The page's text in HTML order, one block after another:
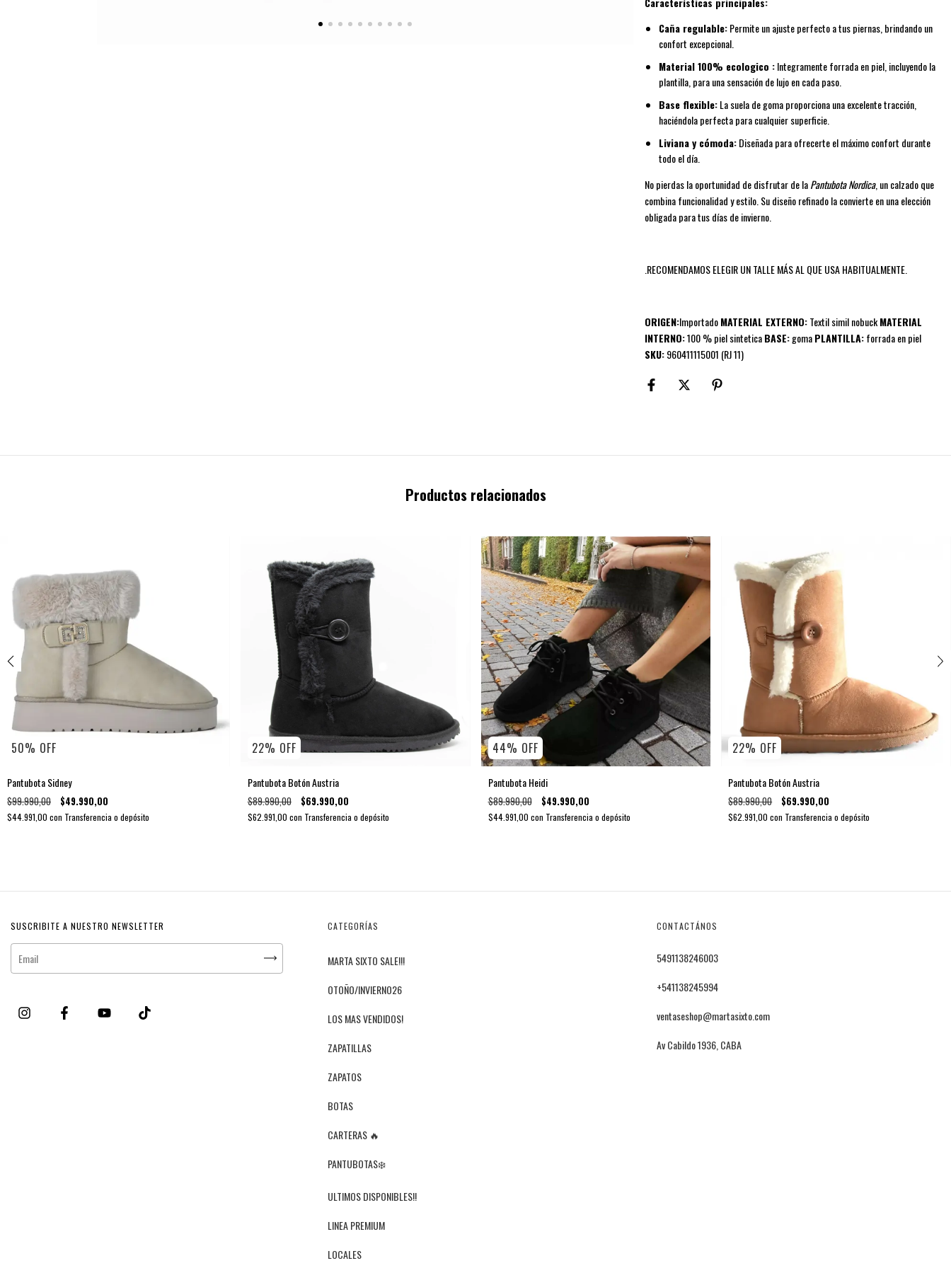
Caña regulable:Permite un ajuste perfecto a tus piernas, brindando un
confort excepcional.
Material 100% ecologico :Integramente forrada en piel, incluyendo la
plantilla, para una sensación de lujo en cada paso.
Base flexible:La suela de goma proporciona una excelente tracción,
haciéndola perfecta para cualquier superficie.
Liviana y cómoda:Diseñada para ofrecerte el máximo confort durante
todo el día.
No pierdas la oportunidad de disfrutar de laPantubota Nordica, un calzado que
combina funcionalidad y estilo. Su diseño refinado la convierte en una elección
obligada para tus días de invierno.
.RECOMENDAMOS ELEGIR UN TALLE MÁS AL QUE USA HABITUALMENTE.
ORIGEN:ImportadoMATERIAL EXTERNO:Textil simil nobuckMATERIAL
INTERNO:100 % piel sinteticaBASE:gomaPLANTILLA:forrada en piel
SKU:960411115001 (RJ 11)
Productos relacionados
50% OFF
Pantubota Sidney
$99.990,00 $49.990,00
$44.991,00 con Transferencia o depósito
22% OFF
Pantubota Botón Austria
$89.990,00 $69.990,00
$62.991,00 con Transferencia o depósito
44% OFF
Pantubota Heidi
$89.990,00 $49.990,00
$44.991,00 con Transferencia o depósito
22% OFF
Pantubota Botón Austria
$89.990,00 $69.990,00
$62.991,00con Transferencia o depósito
SUSCRIBITE A NUESTRO NEWSLETTER CATEGORÍAS
MARTA SIXTO SALE!!!
OTOÑO/INVIERNO26
LOS MAS VENDIDOS!
ZAPATILLAS
ZAPATOS
BOTAS
CARTERAS 🔥
PANTUBOTAS❄️
ULTIMOS DISPONIBLES!!
LINEA PREMIUM
LOCALES
CONTACTÁNOS
5491138246003
+541138245994
ventaseshop@martasixto.com
Av Cabildo 1936, CABA